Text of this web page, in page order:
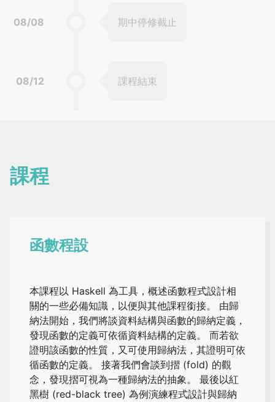
08/08 期中停修截止
08/12 課程結束
課程
函數程設
本課程以 Haskell 為工具，概述函數程式設計相
關的一些必備知識，以便與其他課程銜接。 由歸
納法開始，我們將談資料結構與函數的歸納定義，
發現函數的定義可依循資料結構的定義。 而若欲
證明該函數的性質，又可使用歸納法，其證明可依
循函數的定義。 接著我們會談到摺 (fold) 的觀
念，發現摺可視為一種歸納法的抽象。 最後以紅
黑樹 (red-black tree) 為例演練程式設計與歸納